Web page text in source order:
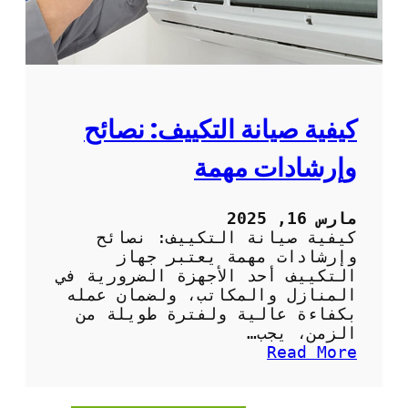
ا
ل
د
و
ة
ل
ك
ف
ا
ت
ا
ل
ه
كيفية صيانة التكييف: نصائح
وإرشادات مهمة
مارس 16, 2025
كيفية صيانة التكييف: نصائح
وإرشادات مهمة يعتبر جهاز
التكييف أحد الأجهزة الضرورية في
المنازل والمكاتب، ولضمان عمله
بكفاءة عالية ولفترة طويلة من
الزمن، يجب…
Read More